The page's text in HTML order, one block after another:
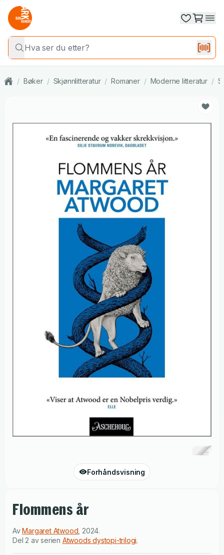
/ Bøker / Skjønnlitteratur / Romaner / Moderne litteratur /
Forhåndsvisning
Flommens år
AvMargaret Atwood 2024.
Del 2 av serien Atwoods dystopi-trilogi.